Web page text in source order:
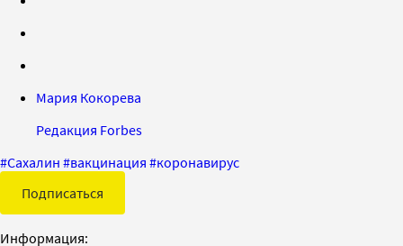
Мария Кокорева
Редакция Forbes
#Сахалин #вакцинация #коронавирус
Подписаться
Информация: